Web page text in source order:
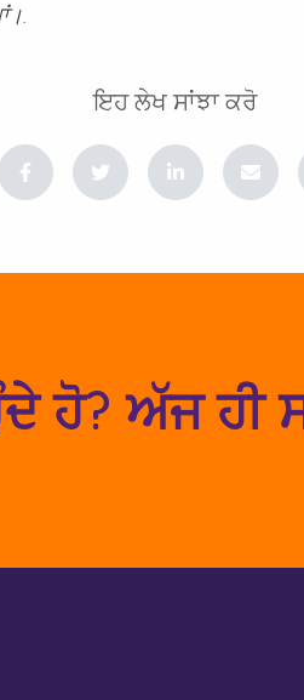
ਇਹ ਲੇਖ ਸਾਂਝਾ ਕਰੋ
ਹੋ? ਅੱਜ ਹੀ
ਅਸੀਂ ਤੁਹਾਡੇ ਖੇਤਰ ਵਿੱਚ